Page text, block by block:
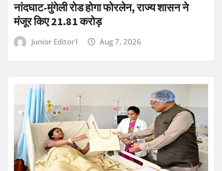
नांदघाट-मुंगेली रोड होगा फोरलेन, राज्य शासन ने
मंजूर किए 21.81 करोड़
Junior Editor1 Aug 7, 2026